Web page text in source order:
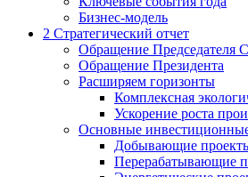
Бизнес-модель
2 Стратегический отчет
Обращение Председателя
Обращение Президента
Расширяем горизонты
Комплексная
Ускорение роста
Основные
Добывающие
Перерабатывающие